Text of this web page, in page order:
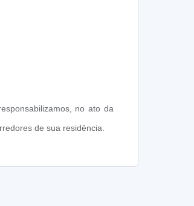
no ato da
de sua residência.